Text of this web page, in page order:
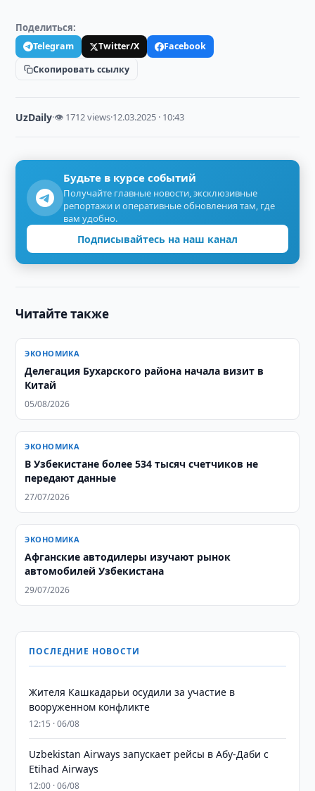
Поделиться:
Telegram Twitter/X
Facebook
Скопировать ссылку
UzDaily·👁 1712 views·12.03.2025 · 10:43
Будьте в курсе событий
Получайте главные новости, эксклюзивные
репортажи и оперативные обновления там, где
вам удобно.
Подписывайтесь на наш канал
Читайте также
ЭКОНОМИКА
Делегация Бухарского района начала визит в
Китай
05/08/2026
ЭКОНОМИКА
В Узбекистане более 534 тысяч счетчиков не
передают данные
27/07/2026
ЭКОНОМИКА
Афганские автодилеры изучают рынок
автомобилей Узбекистана
29/07/2026
ПОСЛЕДНИЕ НОВОСТИ
Жителя Кашкадарьи осудили за участие в
вооруженном конфликте
12:15 · 06/08
Uzbekistan Airways запускает рейсы в Абу-Даби с
Etihad Airways
12:00 · 06/08